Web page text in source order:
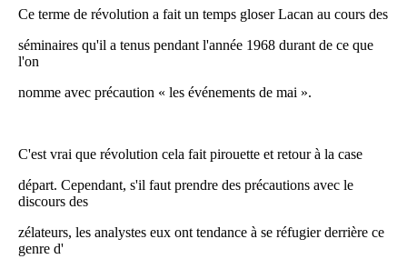
Ce terme de révolution a fait un temps gloser Lacan au cours des
séminaires qu'il a tenus pendant l'année 1968 durant de ce que
l'on
nomme avec précaution « les événements de mai ».
C'est vrai que révolution cela fait pirouette et retour à la case
départ. Cependant, s'il faut prendre des précautions avec le
discours des
zélateurs, les analystes eux ont tendance à se réfugier derrière ce
genre d'